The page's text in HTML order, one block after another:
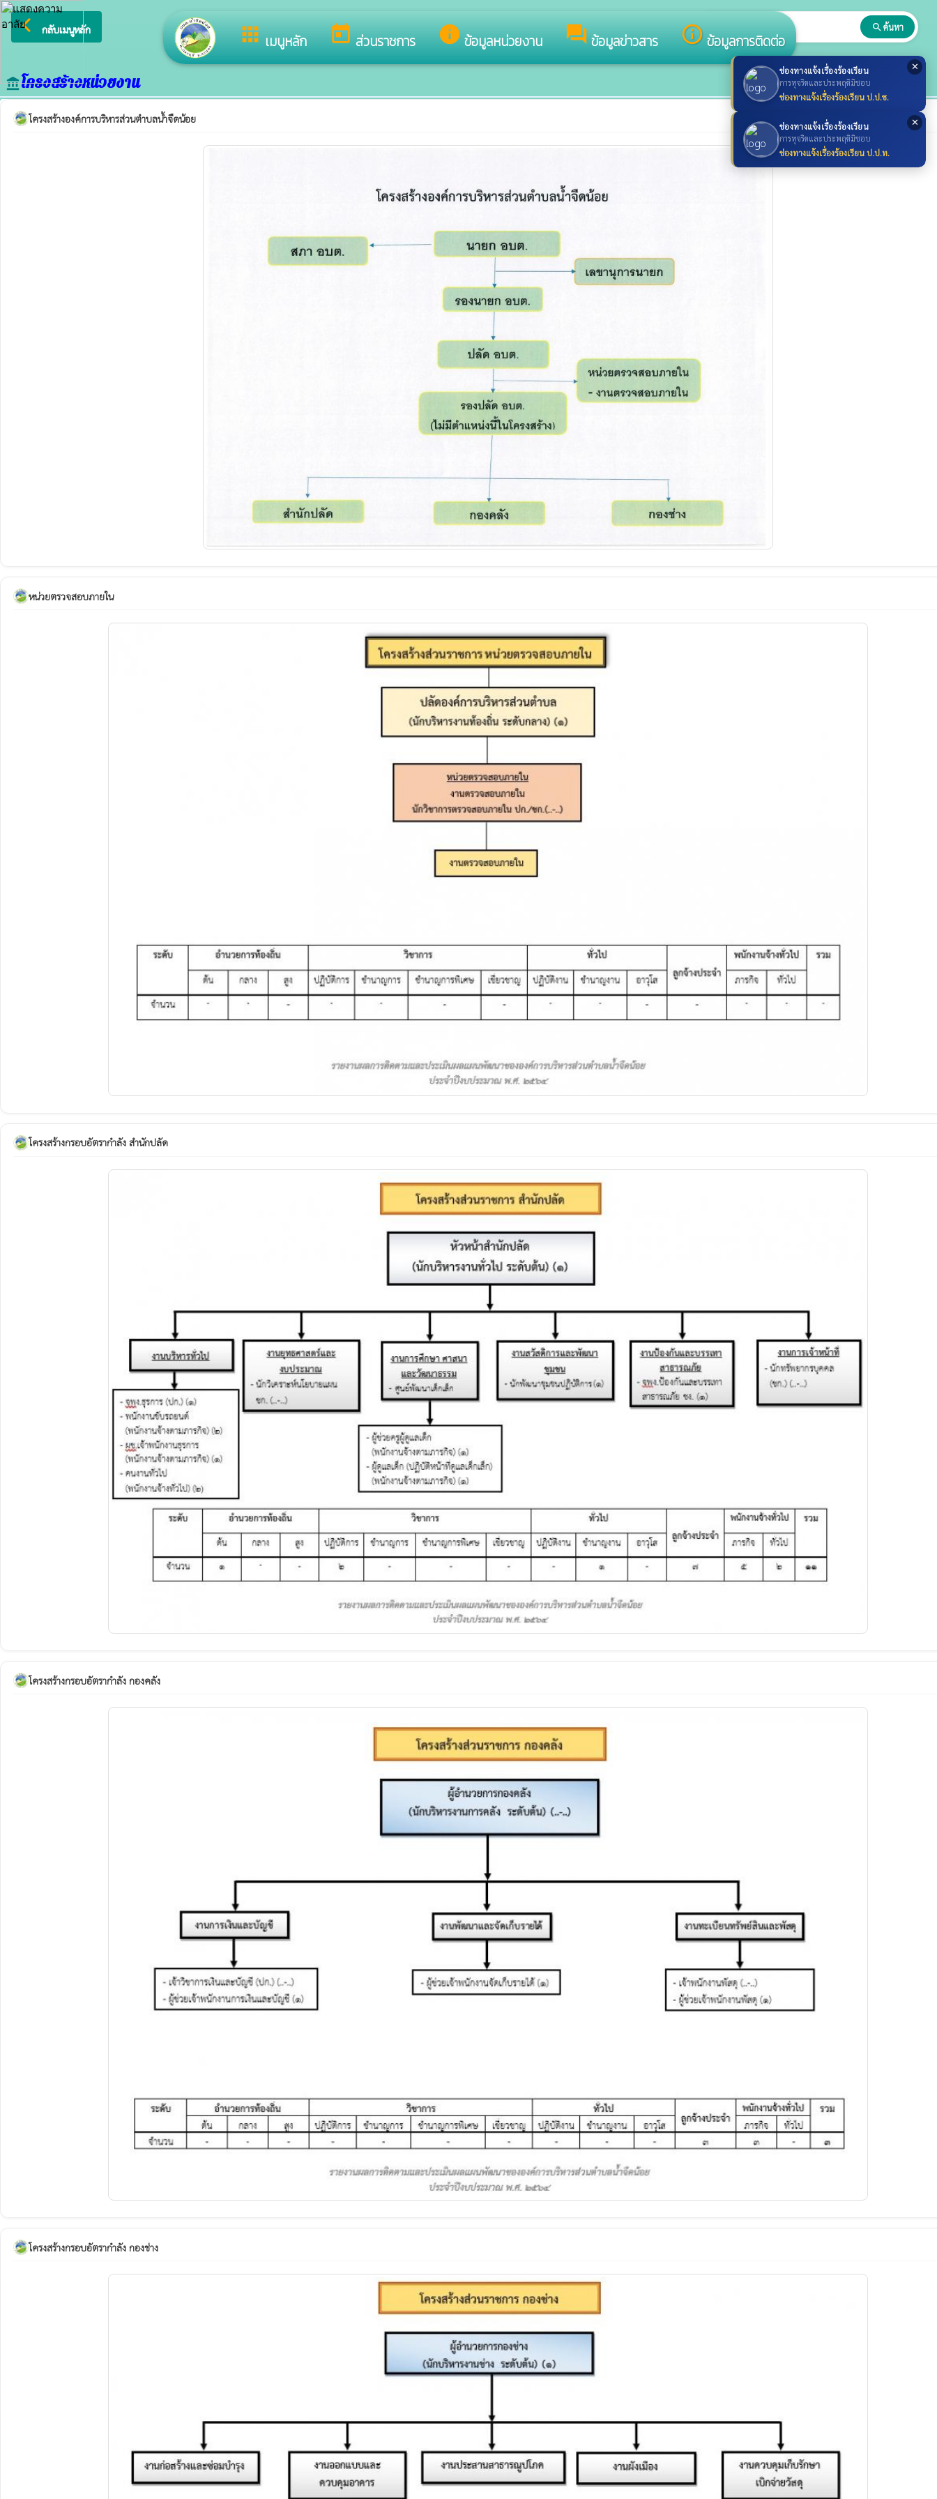
✕
ช่องทางแจ้งเรื่องร้องเรียน
การทุจริตและประพฤติมิชอบ
ช่องทางแจ้งเรื่องร้องเรียน ป.ป.ช.
✕
ช่องทางแจ้งเรื่องร้องเรียน
การทุจริตและประพฤติมิชอบ
ช่องทางแจ้งเรื่องร้องเรียน ป.ป.ท.
appsเมนูหลัก todayส่วนราชการ infoข้อมูลหน่วยงาน forumข้อมูลข่าวสาร info_outlineข้อมูลการติดต่อ
arrow_back_ios กลับเมนูหลัก ยินดีต้อนรับสู่เว็บไซต์ของ องค์การบริหารส่วนตำบลน้ำจืดน้อย search ค้นหา
account_balanceโครงสร้างหน่วยงาน
โครงสร้างองค์การบริหารส่วนตำบลน้ำจืดน้อย
หน่วยตรวจสอบภายใน
โครงสร้างกรอบอัตรากำลัง สำนักปลัด
โครงสร้างกรอบอัตรากำลัง กองคลัง
โครงสร้างกรอบอัตรากำลัง กองช่าง